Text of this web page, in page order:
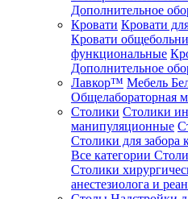
Дополнительное
Кровати Кровати
Кровати
функциональные
Дополнительное
Лавкор™ Мебель
Общелабораторная
Столики Столики
манипуляционные
Столики для забора
Все категории
Столики
анестезиолога и